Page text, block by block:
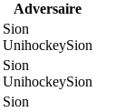
Adversaire
Sion
UnihockeySion
Sion
UnihockeySion
Sion